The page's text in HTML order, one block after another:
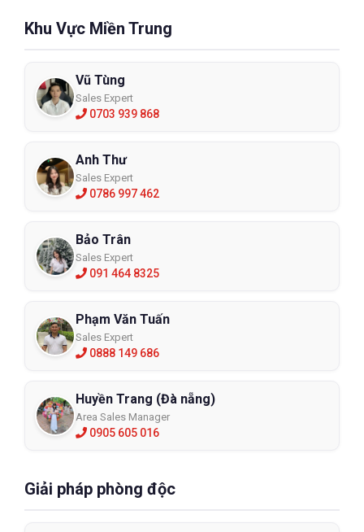
Khu Vực Miền Trung
Vũ Tùng
Sales Expert
0703 939 868
Anh Thư
Sales Expert
0786 997 462
Bảo Trân
Sales Expert
091 464 8325
Phạm Văn Tuấn
Sales Expert
0888 149 686
Huyền Trang (Đà nẵng)
Area Sales Manager
0905 605 016
Giải pháp phòng độc